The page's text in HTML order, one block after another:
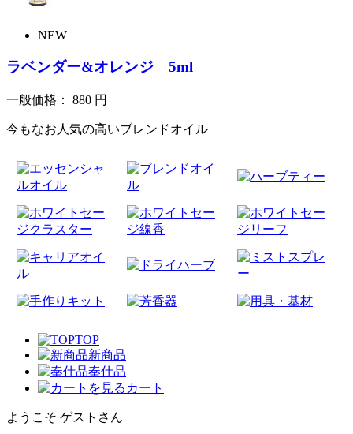
NEW
ラベンダー&オレンジ 5ml
一般価格： 880 円
今もなお人気の高いブレンドオイル
TOP
新商品
奉仕品
カート
ようこそ ゲストさん